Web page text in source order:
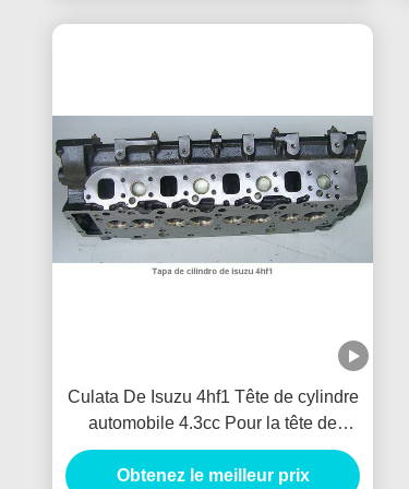
Culata De Isuzu 4hf1 Tête de cylindre
automobile 4.3cc Pour la tête de
cylindre Tapa De Cilindro De Isuzu
4hf1 Tête de cylindre automobile
Obtenez le meilleur prix